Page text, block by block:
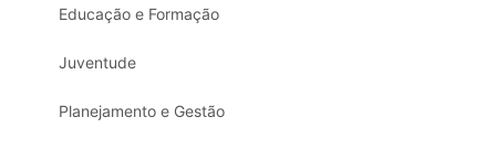
Educação e Formação
Juventude
Planejamento e Gestão